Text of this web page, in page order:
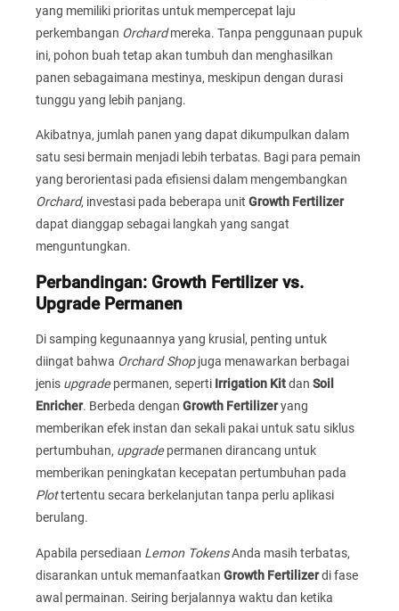
yang memiliki prioritas untuk mempercepat laju
perkembangan Orchardmereka. Tanpa penggunaan pupuk
ini, pohon buah tetap akan tumbuh dan menghasilkan
panen sebagaimana mestinya, meskipun dengan durasi
tunggu yang lebih panjang.
Akibatnya, jumlah panen yang dapat dikumpulkan dalam
satu sesi bermain menjadi lebih terbatas. Bagi para pemain
yang berorientasi pada efisiensi dalam mengembangkan
Orchard, investasi pada beberapa unit Growth Fertilizer
dapat dianggap sebagai langkah yang sangat
menguntungkan.
Perbandingan: Growth Fertilizer vs.
Upgrade Permanen
Di samping kegunaannya yang krusial, penting untuk
diingat bahwa Orchard Shopjuga menawarkan berbagai
jenis upgradepermanen, seperti Irrigation Kitdan Soil
Enricher. Berbeda dengan Growth Fertilizeryang
memberikan efek instan dan sekali pakai untuk satu siklus
pertumbuhan, upgradepermanen dirancang untuk
memberikan peningkatan kecepatan pertumbuhan pada
Plottertentu secara berkelanjutan tanpa perlu aplikasi
berulang.
Apabila persediaan Lemon TokensAnda masih terbatas,
disarankan untuk memanfaatkan Growth Fertilizerdi fase
awal permainan. Seiring berjalannya waktu dan ketika